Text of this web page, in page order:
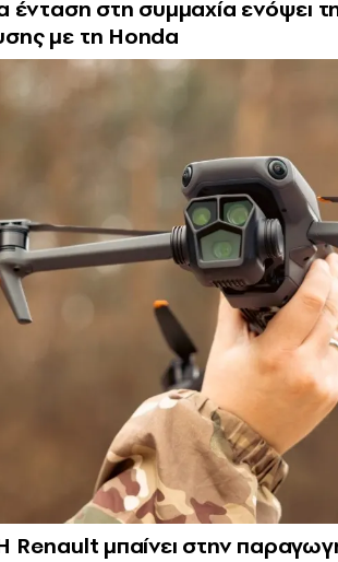
στη συμμαχία ενόψει
με τη Honda
μπαίνει στην